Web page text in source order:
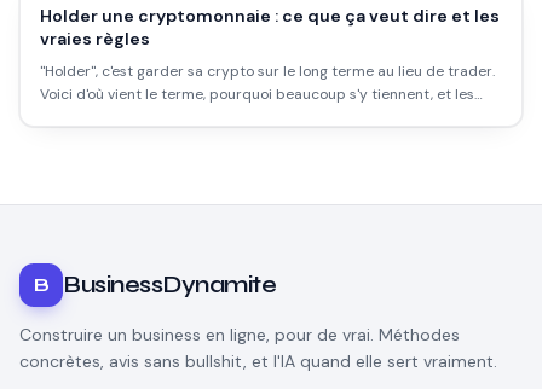
Holder une cryptomonnaie : ce que ça veut dire et les
vraies règles
"Holder", c'est garder sa crypto sur le long terme au lieu de trader.
Voici d'où vient le terme, pourquoi beaucoup s'y tiennent, et les
B BusinessDynamite
Construire un business en ligne, pour de vrai. Méthodes
concrètes, avis sans bullshit, et l'IA quand elle sert vraiment.